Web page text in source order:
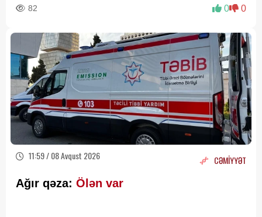
82 0 0
11:59 / 08 Avqust 2026 CƏMİYYƏT
Ağır qəza: Ölən var